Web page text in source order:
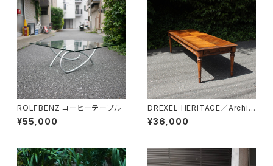
ROLFBENZ コーヒーテーブル
¥55,000
DREXEL HERITAGE／Archit
ectual Low Table
¥36,000